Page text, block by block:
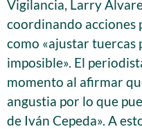
Vigilancia, Larry
coordinando acciones
como «ajustar tuercas
imposible». El
momento al afirmar
angustia por lo que
de Iván Cepeda». A